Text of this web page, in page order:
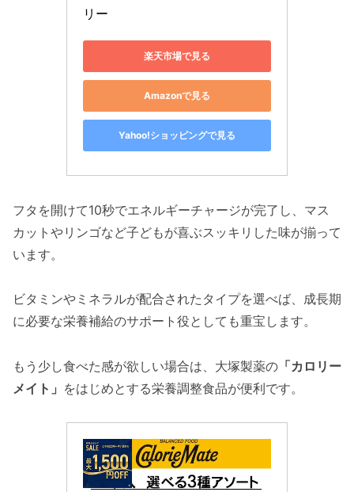
リー
楽天市場で見る
Amazonで見る
Yahoo!ショッピングで見る
フタを開けて10秒でエネルギーチャージが完了し、マス
カットやリンゴなど子どもが喜ぶスッキリした味が揃って
います。
ビタミンやミネラルが配合されたタイプを選べば、成長期
に必要な栄養補給のサポート役としても重宝します。
もう少し食べた感が欲しい場合は、大塚製薬の 「カロリー
メイト」 をはじめとする栄養調整食品が便利です。